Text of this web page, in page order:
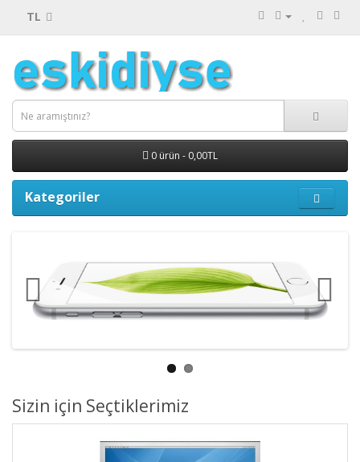
TL
0 ürün - 0,00TL
Kategoriler
Sizin için Seçtiklerimiz